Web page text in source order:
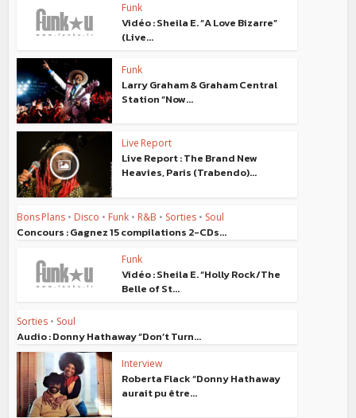
Funk
Vidéo : Sheila E. “A Love Bizarre”
(Live...
Funk
Larry Graham & Graham Central
Station “Now...
Live Report
Live Report : The Brand New
Heavies, Paris (Trabendo)...
Bons Plans • Disco • Funk • R&B • Sorties • Soul
Concours : Gagnez 15 compilations 2-CDs...
Funk
Vidéo : Sheila E. “Holly Rock/The
Belle of St...
Sorties • Soul
Audio : Donny Hathaway “Don’t Turn...
Interview
Roberta Flack “Donny Hathaway
aurait pu être...